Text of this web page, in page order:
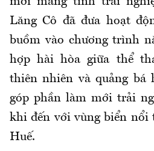
Lăng Cô đã đưa hoạt
buồm vào chương trình
hợp hài hòa giữa thể
thiên nhiên và quảng bá
góp phần làm mới trải
khi đến với vùng biển nổi
Huế.